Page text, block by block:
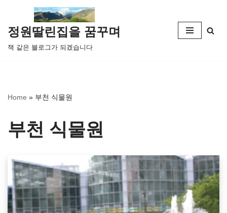
콘
텐
츠
뛰
정원딸린집을 꿈꾸며
책 같은 블로그가 되겠습니다
Home » 부천 식물원
부천 식물원